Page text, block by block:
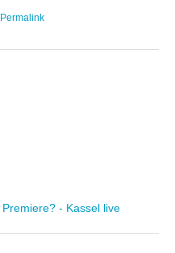
Permalink
Premiere? - Kassel live